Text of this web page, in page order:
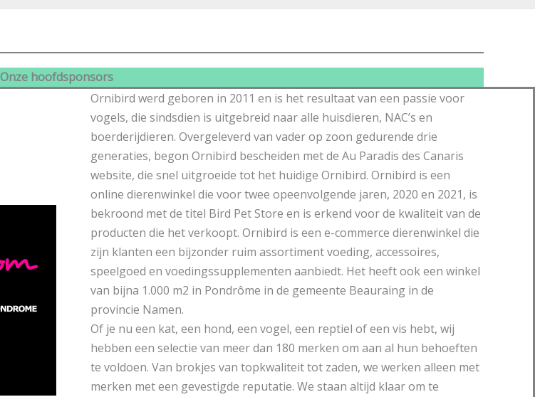
Onze hoofdsponsors
Ornibird werd geboren in 2011 en is het resultaat van een passie voor
vogels, die sindsdien is uitgebreid naar alle huisdieren, NAC’s en
boerderijdieren. Overgeleverd van vader op zoon gedurende drie
generaties, begon Ornibird bescheiden met de Au Paradis des Canaris
website, die snel uitgroeide tot het huidige Ornibird. Ornibird is een
online dierenwinkel die voor twee opeenvolgende jaren, 2020 en 2021, is
bekroond met de titel Bird Pet Store en is erkend voor de kwaliteit van de
producten die het verkoopt. Ornibird is een e-commerce dierenwinkel die
zijn klanten een bijzonder ruim assortiment voeding, accessoires,
speelgoed en voedingssupplementen aanbiedt. Het heeft ook een winkel
van bijna 1.000 m2 in Pondrôme in de gemeente Beauraing in de
provincie Namen.
Of je nu een kat, een hond, een vogel, een reptiel of een vis hebt, wij
hebben een selectie van meer dan 180 merken om aan al hun behoeften
te voldoen. Van brokjes van topkwaliteit tot zaden, we werken alleen met
merken met een gevestigde reputatie. We staan altijd klaar om te